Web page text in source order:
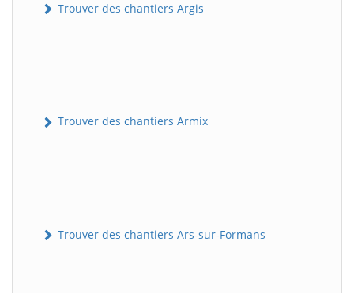
Trouver des chantiers Argis
Trouver des chantiers Armix
Trouver des chantiers Ars-sur-Formans